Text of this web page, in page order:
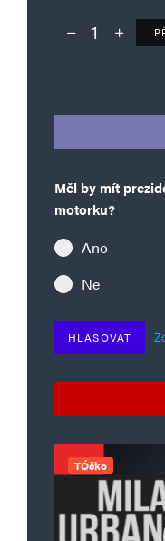
Deník TO – verze
Měl by mít
motorku?
Ano
Ne
HLASOVAT
TÓčko